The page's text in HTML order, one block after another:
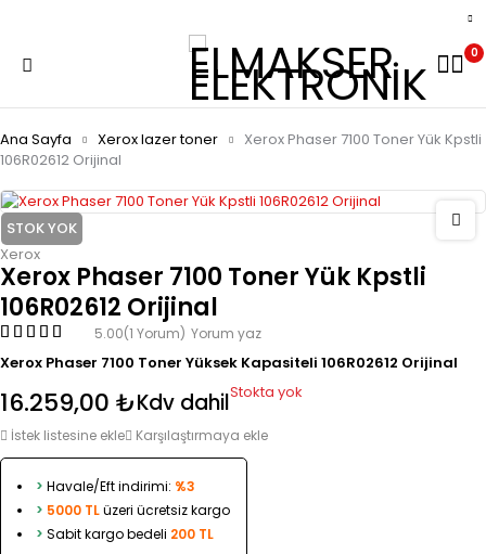
0
Ana Sayfa Xerox lazer toner
Xerox Phaser 7100 Toner Yük Kpstli
106R02612 Orijinal
STOK YOK
Xerox
Xerox Phaser 7100 Toner Yük Kpstli
106R02612 Orijinal
5.00(1 Yorum) Yorum yaz
Xerox Phaser 7100 Toner Yüksek Kapasiteli 106R02612 Orijinal
16.259,00 ₺Kdv dahilStokta yok
İstek listesine ekle Karşılaştırmaya ekle
> Havale/Eft indirimi: %3
> 5000 TLüzeri ücretsiz kargo
> Sabit kargo bedeli 200 TL